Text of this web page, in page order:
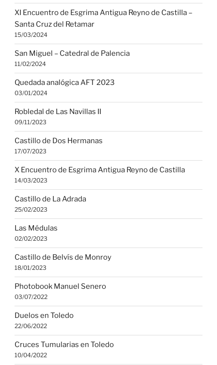
XI Encuentro de Esgrima Antigua Reyno de Castilla –
Santa Cruz del Retamar
15/03/2024
San Miguel – Catedral de Palencia
11/02/2024
Quedada analógica AFT 2023
03/01/2024
Robledal de Las Navillas II
09/11/2023
Castillo de Dos Hermanas
17/07/2023
X Encuentro de Esgrima Antigua Reyno de Castilla
14/03/2023
Castillo de La Adrada
25/02/2023
Las Médulas
02/02/2023
Castillo de Belvís de Monroy
18/01/2023
Photobook Manuel Senero
03/07/2022
Duelos en Toledo
22/06/2022
Cruces Tumularias en Toledo
10/04/2022